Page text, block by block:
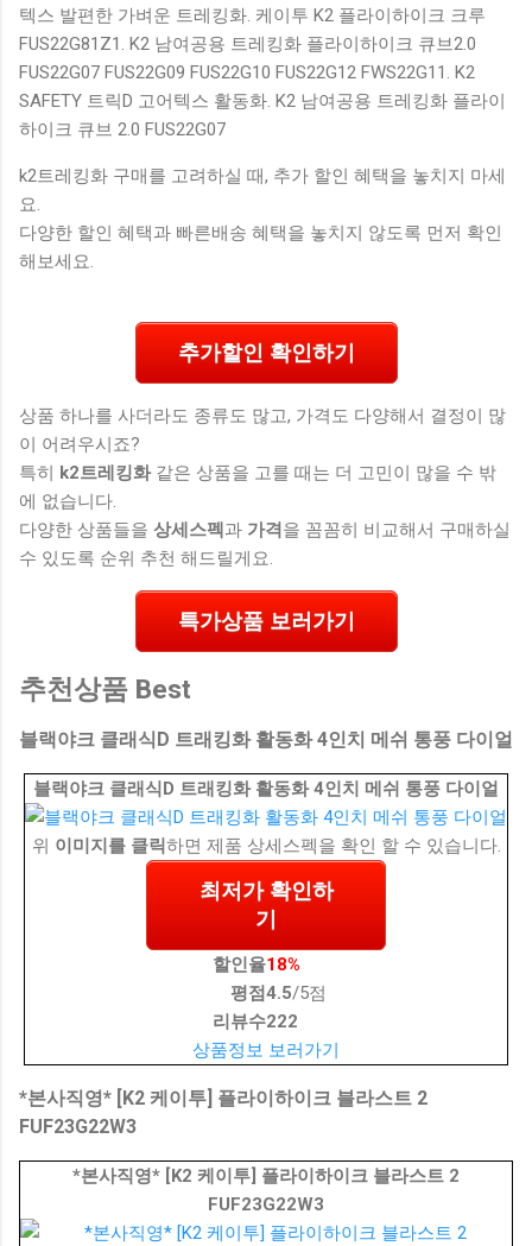
텍스 발편한 가벼운 트레킹화. 케이투 K2 플라이하이크 크루
FUS22G81Z1. K2 남여공용 트레킹화 플라이하이크 큐브2.0
FUS22G07 FUS22G09 FUS22G10 FUS22G12 FWS22G11. K2
SAFETY 트릭D 고어텍스 활동화. K2 남여공용 트레킹화 플라이
하이크 큐브 2.0 FUS22G07
k2트레킹화 구매를 고려하실 때, 추가 할인 혜택을 놓치지 마세
요.
다양한 할인 혜택과 빠른배송 혜택을 놓치지 않도록 먼저 확인
해보세요.
추가할인 확인하기
상품 하나를 사더라도 종류도 많고, 가격도 다양해서 결정이 많
이 어려우시죠?
특히 k2트레킹화 같은 상품을 고를 때는 더 고민이 많을 수 밖
에 없습니다.
다양한 상품들을 상세스펙 과 가격 을 꼼꼼히 비교해서 구매하실
수 있도록 순위 추천 해드릴게요.
특가상품 보러가기
추천상품 Best
블랙야크 클래식D 트래킹화 활동화 4인치 메쉬 통풍 다이얼
블랙야크 클래식D 트래킹화 활동화 4인치 메쉬 통풍 다이얼
위 이미지를 클릭하면 제품 상세스펙을 확인 할 수 있습니다.
최저가 확인하
기
할인율18%
평점4.5/5점
리뷰수222
상품정보 보러가기
*본사직영* [K2 케이투] 플라이하이크 블라스트 2
FUF23G22W3
*본사직영* [K2 케이투] 플라이하이크 블라스트 2
FUF23G22W3